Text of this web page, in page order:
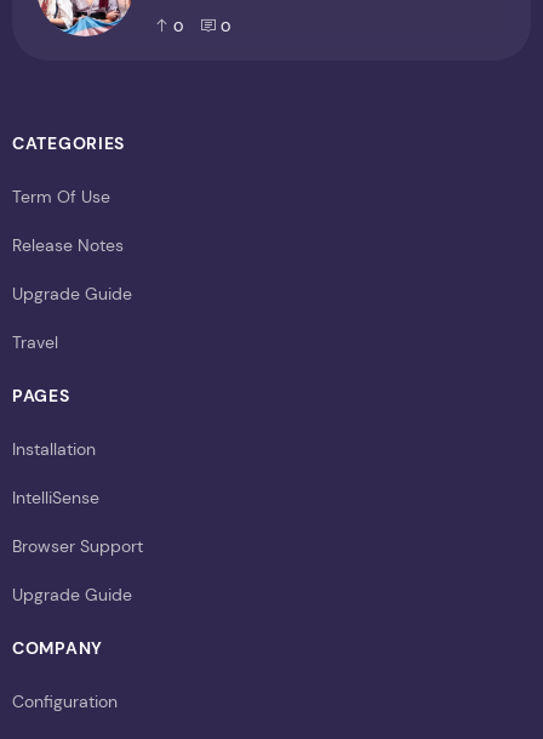
cenário cultural
0 0
CATEGORIES
Term Of Use
Release Notes
Upgrade Guide
Travel
PAGES
Installation
IntelliSense
Browser Support
Upgrade Guide
COMPANY
Configuration